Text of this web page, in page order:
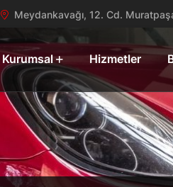
Meydankavağı, 12. Cd.
Kurumsal Hizmetler